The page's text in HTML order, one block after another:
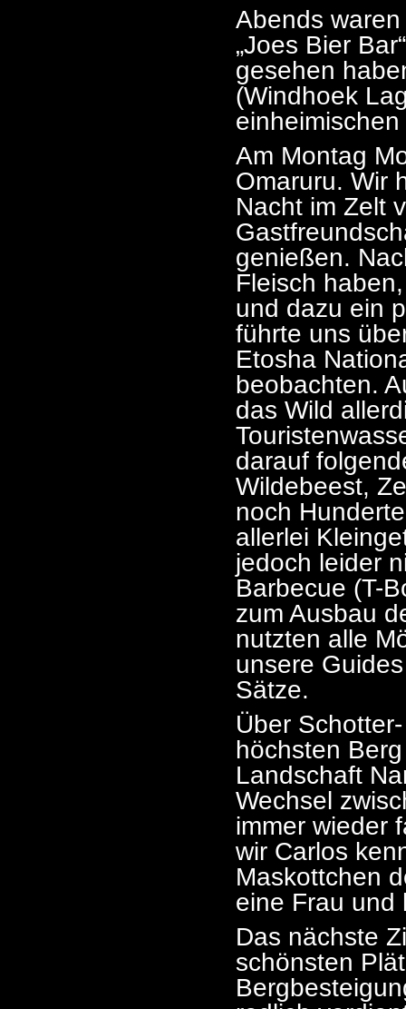
Abends
„Joes Bier
gesehen
(Windhoek
Am Montag
Omaruru. Wir
Nacht im Zelt
genießen.
Fleisch
und dazu ein
führte uns
Etosha
beobachten.
das Wild
darauf
Wildebeest,
noch
allerlei
jedoch leider
Barbecue (T-
zum Ausbau
nutzten alle
unsere
Sätze.
Über
höchsten
Landschaft
Wechsel
immer wieder
wir Carlos
Maskottchen
eine Frau und
Das nächste
schönsten